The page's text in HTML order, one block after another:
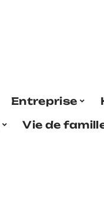
Entreprise
Vie de